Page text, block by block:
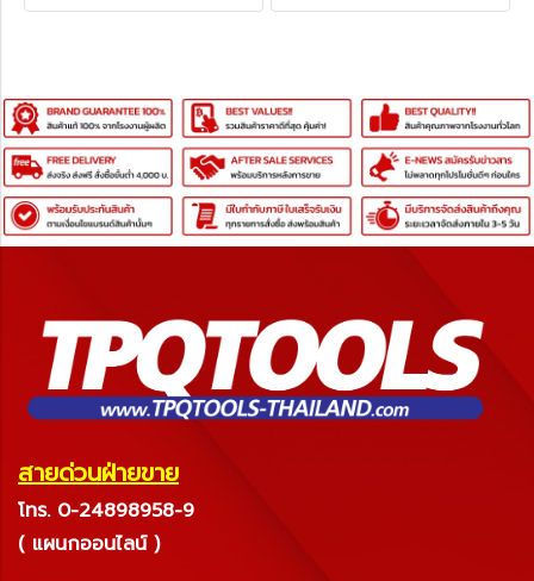
สายด่วนฝ่ายขาย
โทร. 0-24898958-9
( แผนกออนไลน์ )